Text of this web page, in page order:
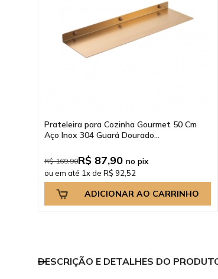
Prateleira para Cozinha Gourmet 50 Cm
Aço Inox 304 Guará Dourado...
R$ 169,90R$ 87,90no pix
ou em até 1x de R$ 92,52
ADICIONAR AO CARRINHO
DESCRIÇÃO E DETALHES DO